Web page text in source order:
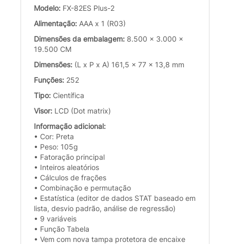
Modelo: FX-82ES Plus-2
Alimentação: AAA x 1 (R03)
Dimensões da embalagem: 8.500 x 3.000 x
19.500 CM
Dimensões: (L x P x A) 161,5 x 77 x 13,8 mm
Funções: 252
Tipo: Científica
Visor: LCD (Dot matrix)
Informação adicional:
• Cor: Preta
• Peso: 105g
• Fatoração principal
• Inteiros aleatórios
• Cálculos de frações
• Combinação e permutação
• Estatística (editor de dados STAT baseado em
lista, desvio padrão, análise de regressão)
• 9 variáveis
• Função Tabela
• Vem com nova tampa protetora de encaixe